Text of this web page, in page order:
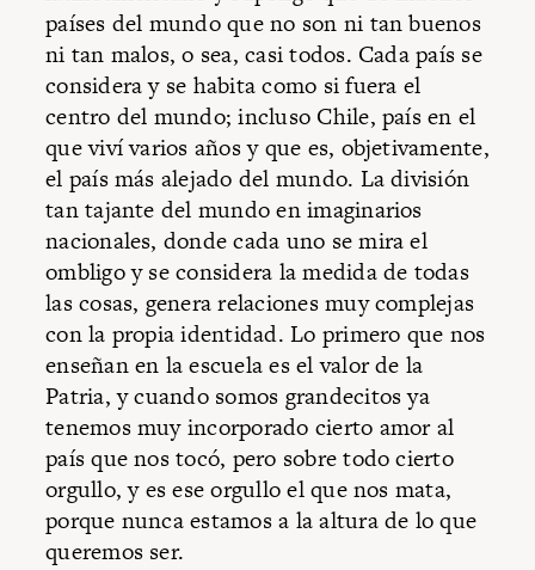
países del mundo que no son ni tan buenos
ni tan malos, o sea, casi todos. Cada país se
considera y se habita como si fuera el
centro del mundo; incluso Chile, país en el
que viví varios años y que es, objetivamente,
el país más alejado del mundo. La división
tan tajante del mundo en imaginarios
nacionales, donde cada uno se mira el
ombligo y se considera la medida de todas
las cosas, genera relaciones muy complejas
con la propia identidad. Lo primero que nos
enseñan en la escuela es el valor de la
Patria, y cuando somos grandecitos ya
tenemos muy incorporado cierto amor al
país que nos tocó, pero sobre todo cierto
orgullo, y es ese orgullo el que nos mata,
porque nunca estamos a la altura de lo que
queremos ser.